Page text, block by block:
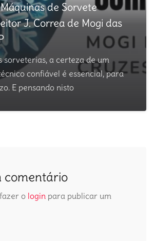
de Sorvete
J. Correa de Mogi das
sorveterias, a certeza de um
confiável é essencial, para
E pensando nisto
comentário
o login para publicar um